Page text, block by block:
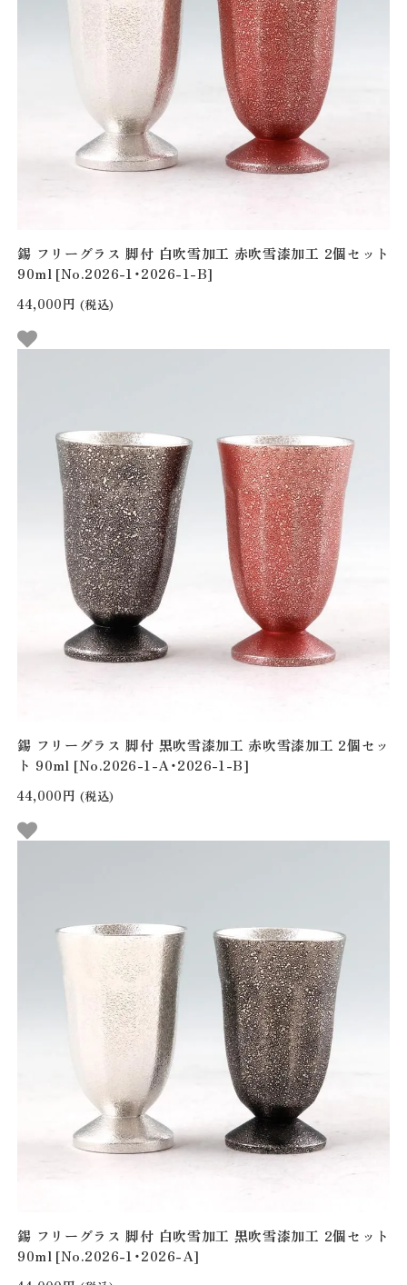
錫 フリーグラス 脚付 白吹雪加工 赤吹雪漆加工 2個セット
90ml [No.2026-1・2026-1-B]
44,000円 (税込)
錫 フリーグラス 脚付 黒吹雪漆加工 赤吹雪漆加工 2個セッ
ト 90ml [No.2026-1-A・2026-1-B]
44,000円 (税込)
錫 フリーグラス 脚付 白吹雪加工 黒吹雪漆加工 2個セット
90ml [No.2026-1・2026-A]